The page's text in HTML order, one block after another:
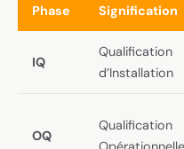
Phase Signification
IQ
Qualification
d’Installation
OQ
Qualification